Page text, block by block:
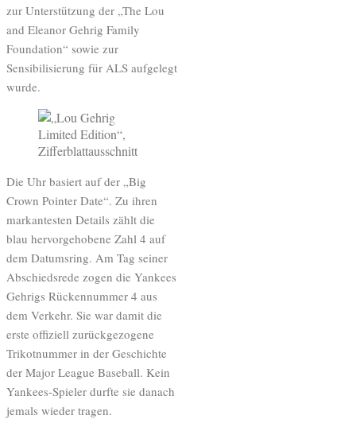
zur Unterstützung der „The Lou
and Eleanor Gehrig Family
Foundation“ sowie zur
Sensibilisierung für ALS aufgelegt
wurde.
Die Uhr basiert auf der „Big
Crown Pointer Date“. Zu ihren
markantesten Details zählt die
blau hervorgehobene Zahl 4 auf
dem Datumsring. Am Tag seiner
Abschiedsrede zogen die Yankees
Gehrigs Rückennummer 4 aus
dem Verkehr. Sie war damit die
erste offiziell zurückgezogene
Trikotnummer in der Geschichte
der Major League Baseball. Kein
Yankees-Spieler durfte sie danach
jemals wieder tragen.